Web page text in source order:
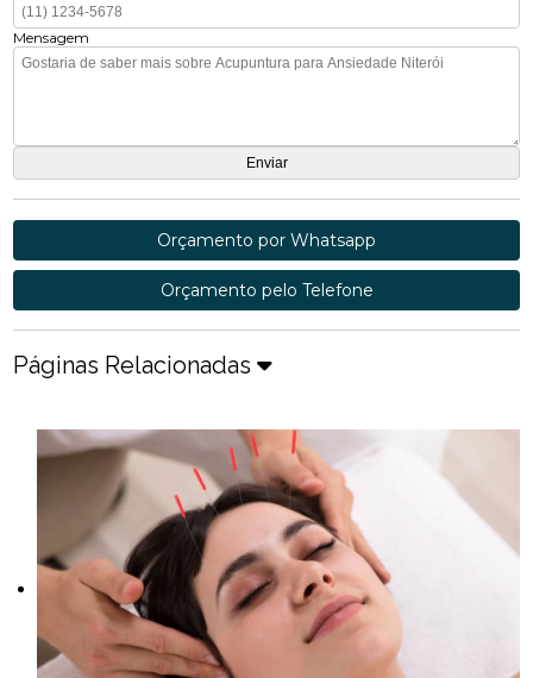
Mensagem
Orçamento por Whatsapp
Orçamento pelo Telefone
Páginas Relacionadas